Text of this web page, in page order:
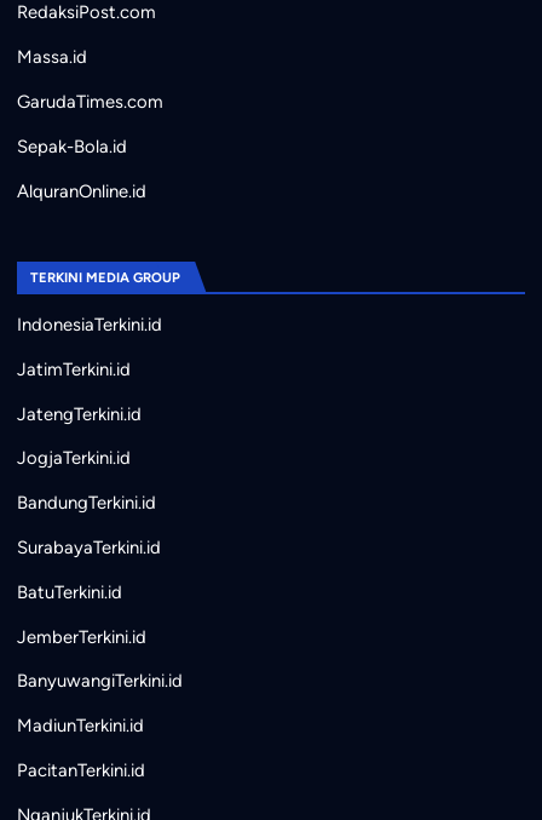
RedaksiPost.com
Massa.id
GarudaTimes.com
Sepak-Bola.id
AlquranOnline.id
TERKINI MEDIA GROUP
IndonesiaTerkini.id
JatimTerkini.id
JatengTerkini.id
JogjaTerkini.id
BandungTerkini.id
SurabayaTerkini.id
BatuTerkini.id
JemberTerkini.id
BanyuwangiTerkini.id
MadiunTerkini.id
PacitanTerkini.id
NganjukTerkini.id